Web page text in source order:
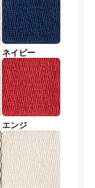
ネイビー
エンジ